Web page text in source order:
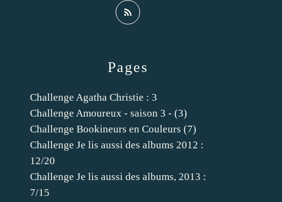
Pages
Challenge Agatha Christie : 3
Challenge Amoureux - saison 3 - (3)
Challenge Bookineurs en Couleurs (7)
Challenge Je lis aussi des albums 2012 :
12/20
Challenge Je lis aussi des albums, 2013 :
7/15